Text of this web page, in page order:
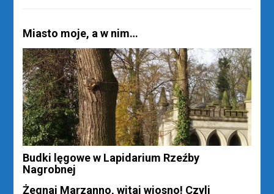
Miasto moje, a w nim…
Budki lęgowe w Lapidarium Rzeźby
Nagrobnej
Żegnaj Marzanno, witaj wiosno! Czyli